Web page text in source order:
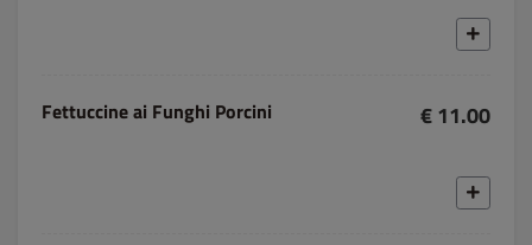
Fettuccine ai Funghi Porcini € 11.00